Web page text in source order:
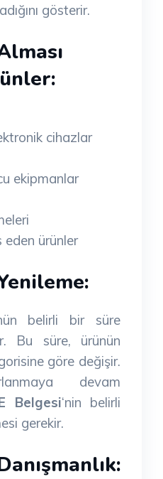
gösterir.
cihazlar
ekipmanlar
eden ürünler
belirli bir süre
Bu süre, ürünün
göre değişir.
devam
Belgesi‘nin belirli
gerekir.